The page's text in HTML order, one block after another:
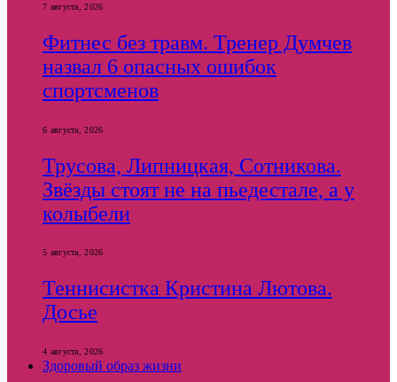
7 августа, 2026
Фитнес без травм. Тренер Думчев
назвал 6 опасных ошибок
спортсменов
6 августа, 2026
Трусова, Липницкая, Сотникова.
Звёзды стоят не на пьедестале, а у
колыбели
5 августа, 2026
Теннисистка Кристина Лютова.
Досье
4 августа, 2026
Здоровый образ жизни